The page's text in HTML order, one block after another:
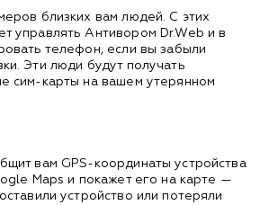
близких вам людей. С этих
управлять Антивором Dr.Web и в
телефон, если вы забыли
Эти люди будут получать
сим-карты на вашем утерянном
вам GPS-координаты устройства
Maps и покажет его на карте —
устройство или потеряли